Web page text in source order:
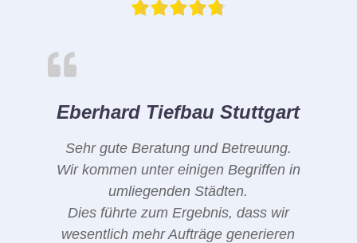
Eberhard Tiefbau Stuttgart
Sehr gute Beratung und Betreuung.
Wir kommen unter einigen Begriffen in
umliegenden Städten.
Dies führte zum Ergebnis, dass wir
wesentlich mehr Aufträge generieren